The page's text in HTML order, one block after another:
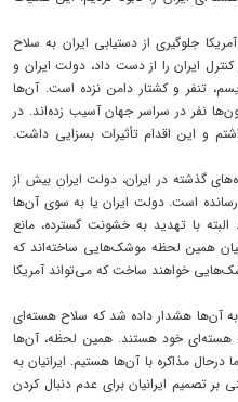
جلوگیری از دستیابی ایران به سلاح
که آمریکا ۴۷ سال پیش کنترل ایران را از دست داد، دولت ایران و
تنفر و کشتار دامن نزده است. آن‌ها
نفر در سراسر جهان آسیب زده‌اند. در
و این اقدام تأثیرات بسزایی داشت.
گذشته در ایران، دولت ایران بیش از
رسانده‌ است. دولت ایران یا به سوی آن‌ها
البته با تهدید به خشونت گسترده، مانع
همین لحظه موشک‌هایی ساخته‌اند که
خواهند ساخت که می‌تواند آمریکا
آن‌ها هشدار داده شد که سلاح هسته‌ای
هسته‌ای خود هستند. همین لحظه، آن‌ها
مذاکره با آن‌ها هستیم. ایرانیان به
بر تصمیم ایرانیان برای عدم دنبال کردن